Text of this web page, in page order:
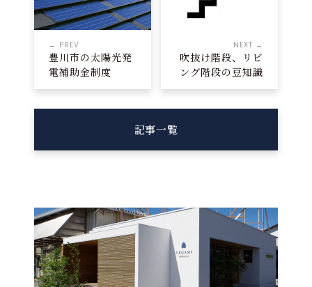
← PREV
豊川市の太陽光発
電補助金制度
NEXT →
吹抜け階段、リビ
ング階段の豆知識
記事一覧